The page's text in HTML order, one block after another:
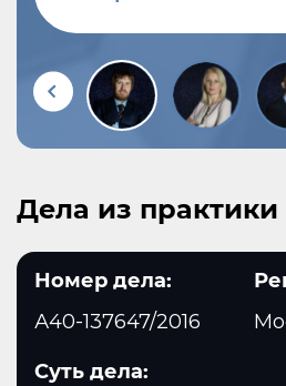
Дела из практики
Номер дела:
А40-137647/2016
Суть дела: